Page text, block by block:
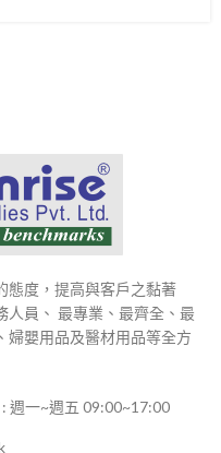
態度，提高與客戶之黏著
人員、 最專業、最齊全、最
婦嬰用品及醫材用品等全方
週一~週五 09:00~17:00